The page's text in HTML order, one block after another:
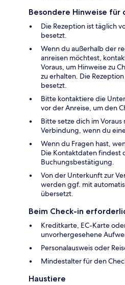
Besondere Hinweise für
Die Rezeption ist täglich
besetzt.
Wenn du außerhalb der
anreisen möchtest,
Voraus, um Hinweise zu
zu erhalten. Die
besetzt.
Bitte kontaktiere die
vor der Anreise, um den
Bitte setze dich im
Verbindung, wenn du
Wenn du Fragen hast,
Die Kontaktdaten findest
Buchungsbestätigung.
Von der Unterkunft zur
werden ggf. mit
übersetzt.
Beim Check-in
Kreditkarte, EC-Karte
unvorhergesehene
Personalausweis oder
Mindestalter für den
Haustiere